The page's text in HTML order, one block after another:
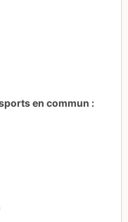
en commun